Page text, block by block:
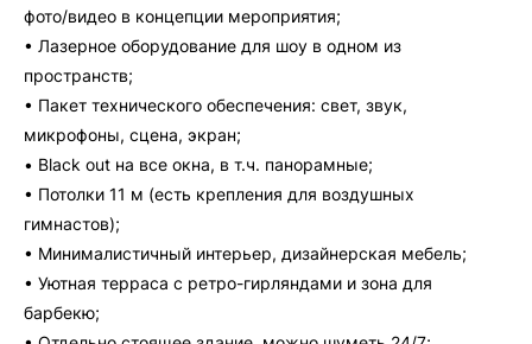
фото/видео в концепции мероприятия;
• Лазерное оборудование для шоу в одном из
пространств;
• Пакет технического обеспечения: свет, звук,
микрофоны, сцена, экран;
• Black out на все окна, в т.ч. панорамные;
• Потолки 11 м (есть крепления для воздушных
гимнастов);
• Минималистичный интерьер, дизайнерская мебель;
• Уютная терраса с ретро-гирляндами и зона для
барбекю;